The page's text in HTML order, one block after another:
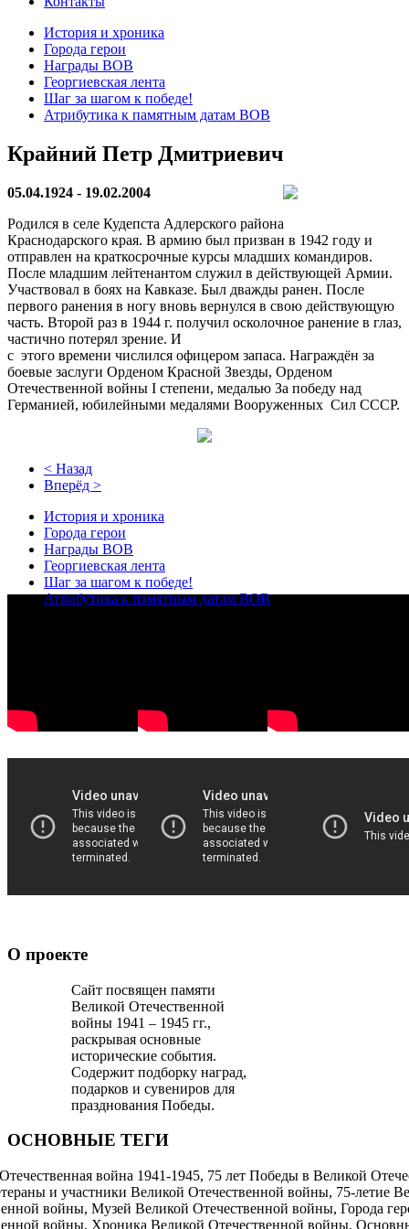
История и хроника
Города герои
Награды ВОВ
Георгиевская лента
Шаг за шагом к победе!
Атрибутика к памятным датам ВОВ
Крайний Петр Дмитриевич
05.04.1924 - 19.02.2004
Родился в селе Кудепста Адлерского района
Краснодарского края. В армию был призван в 1942 году и
отправлен на краткосрочные курсы младших командиров.
После младшим лейтенантом служил в действующей Армии.
Участвовал в боях на Кавказе. Был дважды ранен. После
первого ранения в ногу вновь вернулся в свою действующую
часть. Второй раз в 1944 г. получил осколочное ранение в глаз,
частично потерял зрение. И
с этого времени числился офицером запаса. Награждён за
боевые заслуги Орденом Красной Звезды, Орденом
Отечественной войны I степени, медалью За победу над
Германией, юбилейными медалями Вооруженных Сил СССР.
< Назад
Вперёд >
История и хроника
Города герои
Награды ВОВ
Георгиевская лента
Шаг за шагом к победе!
Атрибутика к памятным датам ВОВ
О проекте
Сайт посвящен памяти
Великой Отечественной
войны 1941 – 1945 гг.,
раскрывая основные
исторические события.
Содержит подборку наград,
подарков и сувениров для
празднования Победы.
ОСНОВНЫЕ ТЕГИ
война 1941-1945, 75 лет Победы в Великой
и участники Великой Отечественной войны, 75-летие
войны, Музей Великой Отечественной войны, Города
войны, Хроника Великой Отечественной войны,